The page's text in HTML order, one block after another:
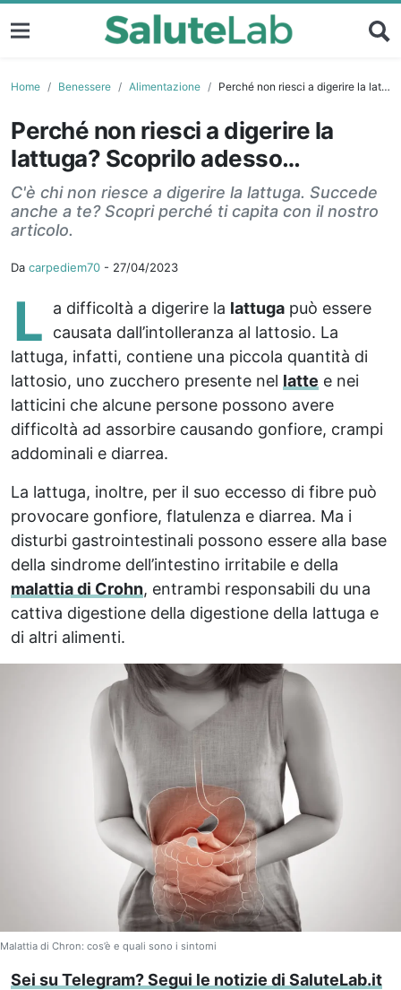
Home Benessere Alimentazione Perché non riesci a digerire la lattuga? Scoprilo adesso…
Perché non riesci a digerire la
lattuga? Scoprilo adesso…
C'è chi non riesce a digerire la lattuga. Succede
anche a te? Scopri perché ti capita con il nostro
articolo.
Da carpediem70 - 27/04/2023
L a difficoltà a digerire la lattuga può essere
causata dall’intolleranza al lattosio. La
lattuga, infatti, contiene una piccola quantità di
lattosio, uno zucchero presente nel latte e nei
latticini che alcune persone possono avere
difficoltà ad assorbire causando gonfiore, crampi
addominali e diarrea.
La lattuga, inoltre, per il suo eccesso di fibre può
provocare gonfiore, flatulenza e diarrea. Ma i
disturbi gastrointestinali possono essere alla base
della sindrome dell’intestino irritabile e della
malattia di Crohn, entrambi responsabili du una
cattiva digestione della digestione della lattuga e
di altri alimenti.
Malattia di Chron: cos’è e quali sono i sintomi
Sei su Telegram? Segui le notizie di SaluteLab.it